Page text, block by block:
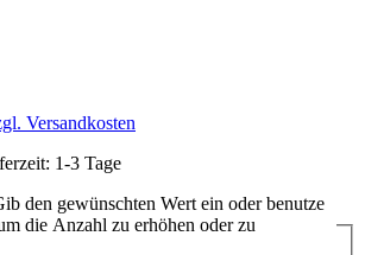
Versandkosten
1-3 Tage
den gewünschten Wert ein oder benutze
die Anzahl zu erhöhen oder zu